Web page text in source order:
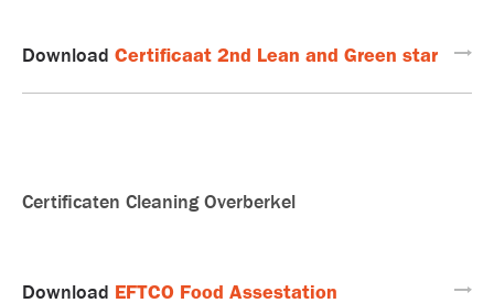
Download Certificaat 2nd Lean and Green star
Certificaten Cleaning Overberkel
Download EFTCO Food Assestation